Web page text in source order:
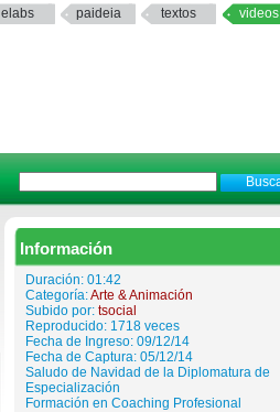
elabs paideia textos videos
Información
Duración: 01:42
Categoría:Arte & Animación
Subido por: tsocial
Reproducido: 1718 veces
Fecha de Ingreso: 09/12/14
Fecha de Captura: 05/12/14
Saludo de Navidad de la Diplomatura de
Especialización
Formación en Coaching Profesional